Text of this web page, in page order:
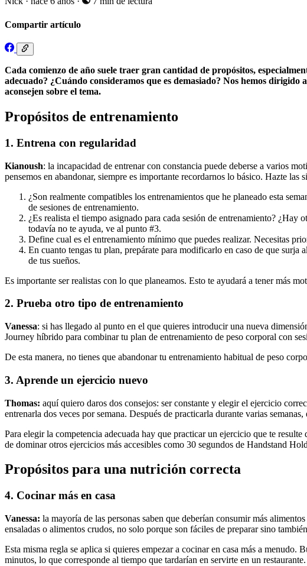
Compartir artículo
Cada comienzo de año suele traer gran cantidad de propósitos,
adecuado? ¿Cuándo consideramos que es demasiado? Nos hemos
aconsejen sobre el tema.
Propósitos de entrenamiento
1. Entrena con regularidad
Kianoush: la incapacidad de entrenar con constancia puede deberse a varios
pensemos en abandonar, siempre es importante recordarnos lo básico. Hazte las
¿Son realmente compatibles los entrenamientos que he planeado esta
de sesiones de entrenamiento.
¿Es realista el tiempo asignado para cada sesión de entrenamiento? ¿Hay
todavía no te ayuda, ve al punto #3.
Define cual es el entrenamiento mínimo que puedes realizar. Necesitas
En cuanto tengas tu plan, prepárate para modificarlo en caso de que
de tus sueños.
Es importante ser realistas con lo que planeamos. Esto te ayudará a tener más
2. Prueba otro tipo de entrenamiento
Vanessa: si has llegado al punto en el que quieres introducir una nueva
Journey híbrido para combinar tu plan de entrenamiento de peso corporal con
De esta manera, no tienes que abandonar tu entrenamiento habitual de peso
3. Aprende un ejercicio nuevo
Thomas: aquí quiero daros dos consejos: ser constante y elegir el ejercicio
entrenarla dos veces por semana. Después de practicarla durante varias
Para elegir la competencia adecuada hay que practicar un ejercicio que te
de dominar otros ejercicios más accesibles como 30 segundos de Handstand
Propósitos para una nutrición correcta
4. Cocinar más en casa
Vanessa: la mayoría de las personas saben que deberían consumir más
ensaladas o alimentos crudos, no solo porque son fáciles de preparar sino
Esta misma regla se aplica si quieres empezar a cocinar en casa más a menudo.
minutos, lo que corresponde al tiempo que tardarían en servirte en un restaurante.